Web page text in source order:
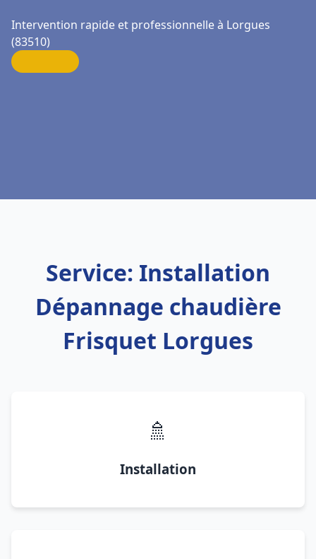
Intervention rapide et professionnelle à Lorgues
(83510)
Service: Installation
Dépannage chaudière
Frisquet Lorgues
🚿
Installation